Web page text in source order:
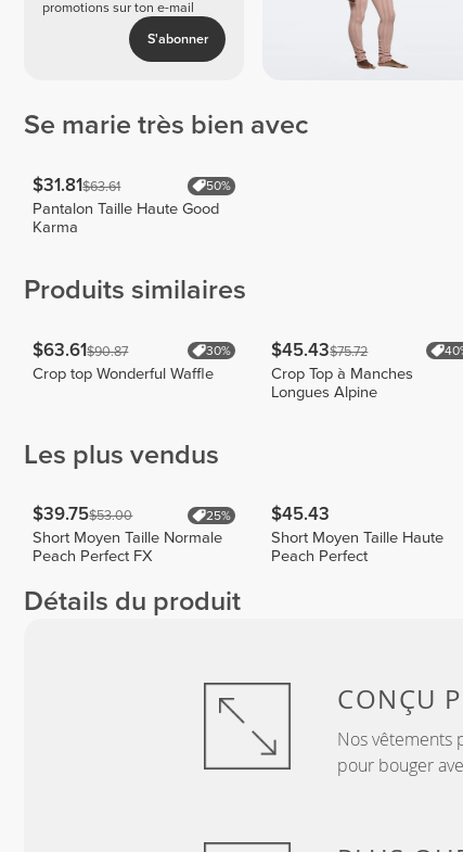
promotions sur ton e-mail
S'abonner
Se marie très bien avec
$31.81$63.61 50%
Pantalon Taille Haute Good
Karma
Produits similaires
$63.61$90.87 30%
Crop top Wonderful Waffle
$45.43$75.72
Crop Top à Manches
Longues Alpine
Les plus vendus
$39.75$53.00 25%
Short Moyen Taille Normale
Peach Perfect FX
$45.43
Short Moyen Taille Haute
Peach Perfect
Détails du produit
CONÇU
Nos vêtements
pour bouger